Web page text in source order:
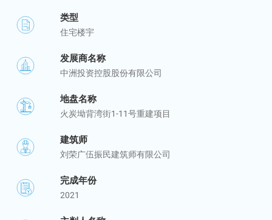
类型
住宅楼宇
发展商名称
中洲投资控股股份有限公司
地盘名称
火炭坳背湾街1-11号重建项目
建筑师
刘荣广伍振民建筑师有限公司
完成年份
2021